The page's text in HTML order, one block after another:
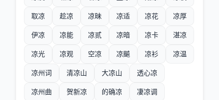
取凉 趁凉 凉昧 凉适 凉花 凉厚
伊凉 凉能 凉贰 凉暗 凉卡 湛凉
凉光 凉观 空凉 凉飇 凉衫 凉温
凉州词 清凉山 大凉山 透心凉
凉州曲 贺新凉 的确凉 凄凉调